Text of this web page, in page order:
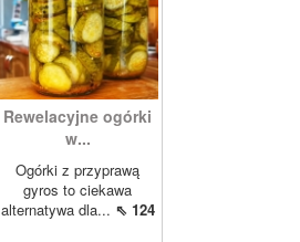
Rewelacyjne ogórki
w...
Ogórki z przyprawą
gyros to ciekawa
alternatywa dla... ⇖ 124